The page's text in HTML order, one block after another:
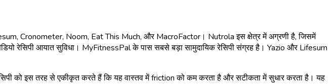
Cronometer, Noom, Eat This Much, और MacroFactor। Nutrola इस क्षेत्र में अग्रणी है, जिसमें
रेसिपी आयात सुविधा। MyFitnessPal के पास सबसे बड़ा सामुदायिक रेसिपी संग्रह है। Yazio और Lifesum
को इस तरह से एकीकृत करते हैं कि यह वास्तव में friction को कम करता है और सटीकता में सुधार करता है। यह